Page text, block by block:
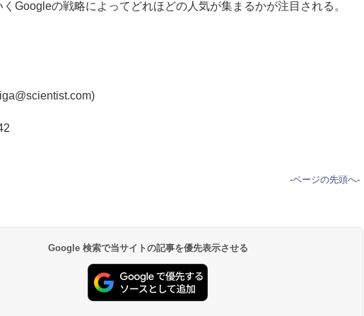
Googleの戦略によってどれほどの人気が集まるかが注目される。
-ページの先頭へ-
Google 検索で当サイトの記事を優先表示させる